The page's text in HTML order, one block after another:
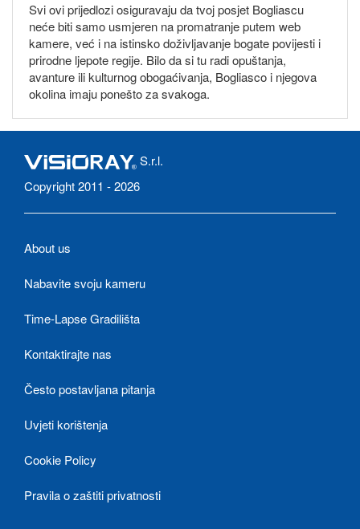
Svi ovi prijedlozi osiguravaju da tvoj posjet Bogliascu
neće biti samo usmjeren na promatranje putem web
kamere, već i na istinsko doživljavanje bogate povijesti i
prirodne ljepote regije. Bilo da si tu radi opuštanja,
avanture ili kulturnog obogaćivanja, Bogliasco i njegova
okolina imaju ponešto za svakoga.
S.r.l.
Copyright 2011 - 2026
About us
Nabavite svoju kameru
Time-Lapse Gradilišta
Kontaktirajte nas
Često postavljana pitanja
Uvjeti korištenja
Cookie Policy
Pravila o zaštiti privatnosti